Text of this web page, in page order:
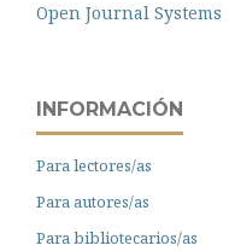
Open Journal Systems
INFORMACIÓN
Para lectores/as
Para autores/as
Para bibliotecarios/as